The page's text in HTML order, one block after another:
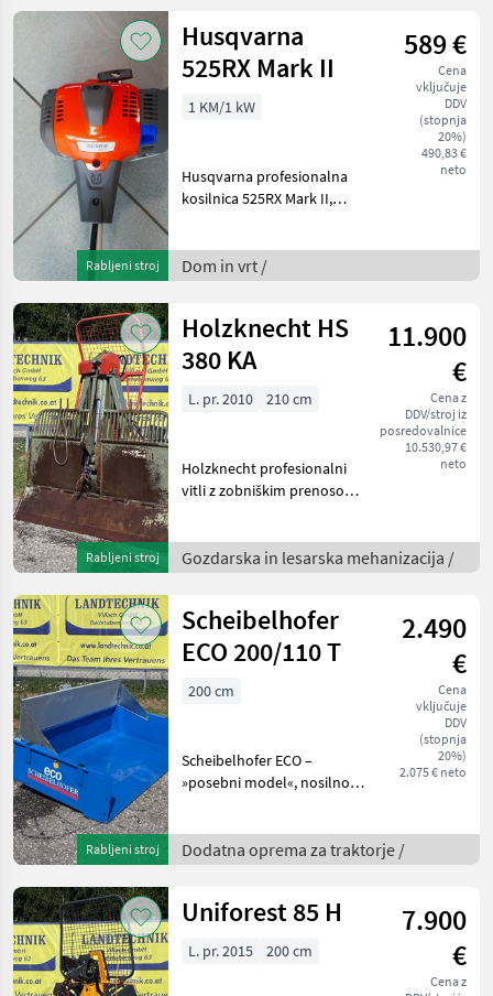
Rabljeni stroj
Husqvarna
525RX Mark II
589 €
Cena
vključuje
DDV
(stopnja
20%)
490,83 €
neto
1 KM/1 kW
Husqvarna profesionalna
kosilnica 525RX Mark II,
nosilni pas + 4-krilni rezilni
list za travo + glava za
Dom in vrt /
Rabljeni stroj
Holzknecht HS
380 KA
11.900
€
Cena z
DDV/stroj iz
posredovalnice
10.530,97 €
neto
L. pr. 2010 210 cm
Holzknecht profesionalni
vitli z zobniškim prenosom
210 cm, nastavljiva vodenje
vrvi prek hidravličnega st
Gozdarska in lesarska mehanizacija /
Rabljeni stroj
Scheibelhofer
ECO 200/110 T
2.490
€
Cena
vključuje
DDV
(stopnja
20%)
2.075 € neto
200 cm
Scheibelhofer ECO –
»posebni model«, nosilnost
priklopno napravo: KAT I in
II, enostransko delujoči
Dodatna oprema za traktorje /
Uniforest 85 H
7.900
€
Cena z
L. pr. 2015 200 cm